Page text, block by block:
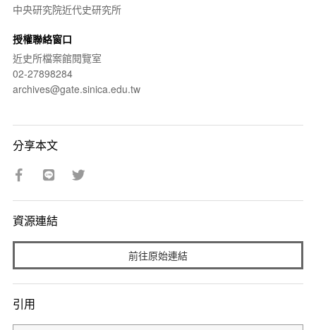
中央研究院近代史研究所
授權聯絡窗口
近史所檔案館閱覽室
02-27898284
archives@gate.sinica.edu.tw
分享本文
資源連結
前往原始連結
引用